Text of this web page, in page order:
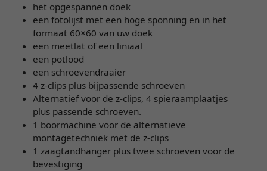
het opgespannen doek
een fotolijst met een hoge sponning en in het
formaat 60×60 van uw doek
een meetlat of een liniaal
een potlood
een schroevendraaier
4 z-clips plus bijpassende schroeven
Alternatief voor de z-clips, 4 spieraamplaatjes
plus passende schroeven.
1 boormachine voor de alternatieve
montagetechniek met de z-clips
1 zaagtandhanger plus twee schroeven voor de
bevestiging